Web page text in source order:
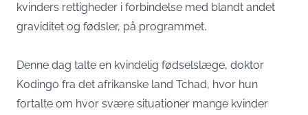
kvinders rettigheder i forbindelse med blandt andet
graviditet og fødsler, på programmet.
Denne dag talte en kvindelig fødselslæge, doktor
Kodingo fra det afrikanske land Tchad, hvor hun
fortalte om hvor svære situationer mange kvinder